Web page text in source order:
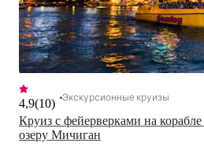
Круиз с фейерверками на
озеру Мичиган
4,9(10) Экскурсионные круизы